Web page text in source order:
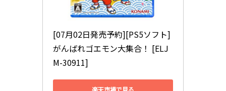
[07月02日発売予約][PS5ソフト]
がんばれゴエモン大集合！ [ELJ
M-30911]
楽天市場で見る